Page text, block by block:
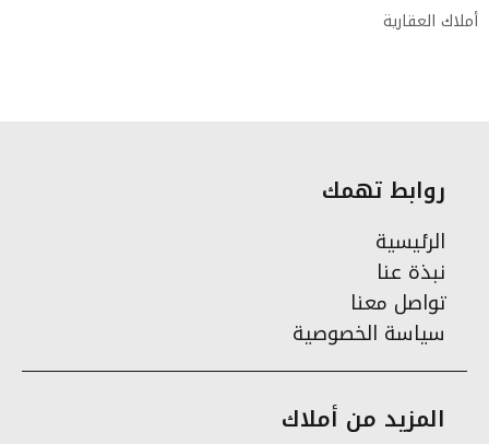
أملاك العقارية
روابط تهمك
الرئيسية
نبذة عنا
تواصل معنا
سياسة الخصوصية
المزيد من أملاك